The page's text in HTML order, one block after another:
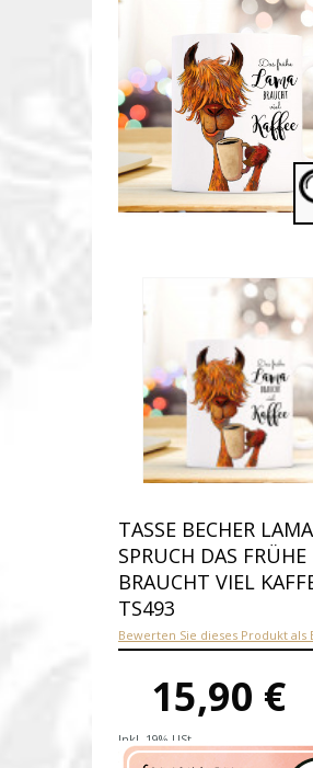
TASSE BECHER
SPRUCH DAS
BRAUCHT VIEL
TS493
Bewerten Sie dieses Produkt als
15,90 €
Inkl. 19% USt.
Versandkosten